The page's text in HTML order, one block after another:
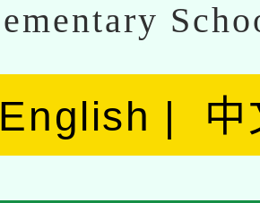
ementary
English 中